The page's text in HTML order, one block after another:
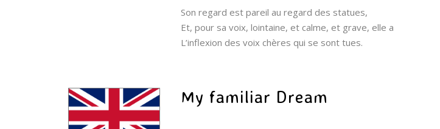
Son regard est pareil au regard des statues,
Et, pour sa voix, lointaine, et calme, et grave, elle a
L’inflexion des voix chères qui se sont tues.
My familiar Dream